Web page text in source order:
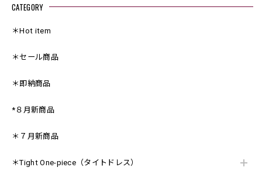
CATEGORY
＊Hot item
＊セール商品
＊即納商品
*８月新商品
＊７月新商品
＊Tight One-piece（タイトドレス）